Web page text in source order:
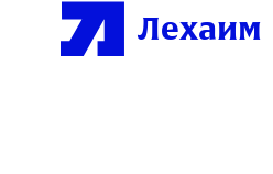
Лехаим